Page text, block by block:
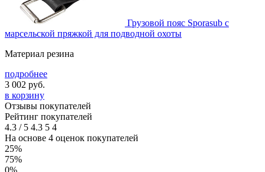
Грузовой пояс Sporasub с
марсельской пряжкой для подводной охоты
Материал резина
подробнее
3 002 руб.
в корзину
Отзывы покупателей
Рейтинг покупателей
4.3 /5 4.3 5 4
На основе 4 оценок покупателей
25%
75%
0%